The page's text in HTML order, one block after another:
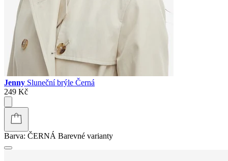
Jenny Sluneční brýle Černá
249 Kč
Barva: ČERNÁ Barevné varianty